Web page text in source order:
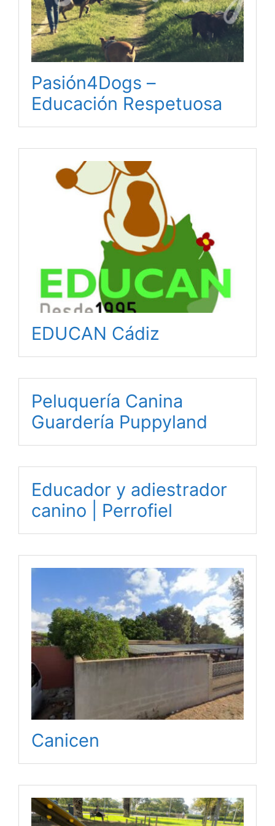
Pasión4Dogs –
Educación Respetuosa
EDUCAN Cádiz
Peluquería Canina
Guardería Puppyland
Educador y adiestrador
canino | Perrofiel
Canicen